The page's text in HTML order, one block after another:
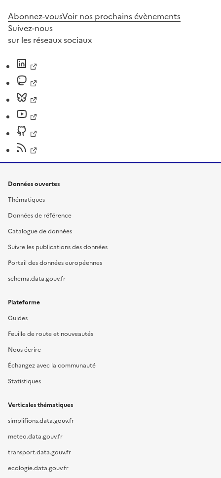
Abonnez-vousVoir nos prochains évènements
Suivez-nous
sur les réseaux sociaux
Données ouvertes
Thématiques
Données de référence
Catalogue de données
Suivre les publications des données
Portail des données européennes
schema.data.gouv.fr
Plateforme
Guides
Feuille de route et nouveautés
Nous écrire
Échangez avec la communauté
Statistiques
Verticales thématiques
simplifions.data.gouv.fr
meteo.data.gouv.fr
transport.data.gouv.fr
ecologie.data.gouv.fr